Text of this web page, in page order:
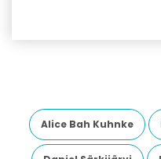
Alice Bah Kuhnke